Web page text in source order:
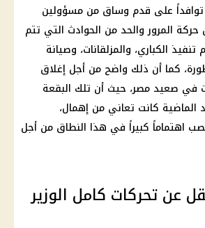
على قدم وساق من مسؤولين
المرور والحد من الحوادث التي تتم
الكباري، والمزلقانات، وصيانة
كما أن ذلك واضح من أجل إغلاق
في صعيد مصر، حيث أن تلك البقعة
الماضية كانت تعاني من إهمال،
اهتماماً كبيراً في هذا النطاق من أجل
عن تحركات كامل الوزير